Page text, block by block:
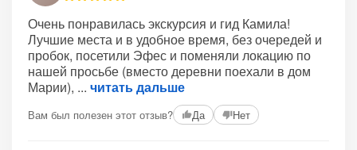
Очень понравилась экскурсия и гид Камила!
Лучшие места и в удобное время, без очередей и
пробок, посетили Эфес и поменяли локацию по
нашей просьбе (вместо деревни поехали в дом
Марии),
читать дальше
Вам был полезен этот отзыв? Да Нет